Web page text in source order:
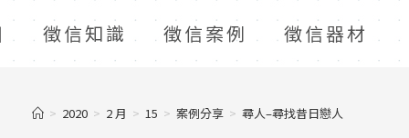
徵信知識 徵信案例 徵信器材
> 2020 > 2 月 > 15 > 案例分享 > 尋人–尋找昔日戀人